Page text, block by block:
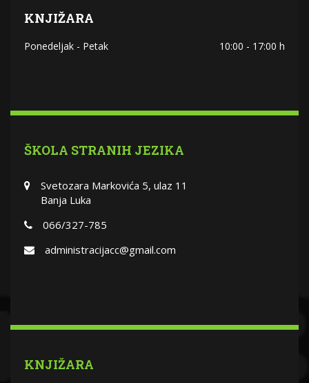
KNJIŽARA
Ponedeljak - Petak 10:00 - 17:00 h
ŠKOLA STRANIH JEZIKA
Svetozara Markovića 5, ulaz 11
Banja Luka
066/327-785
administracijacc@gmail.com
KNJIŽARA